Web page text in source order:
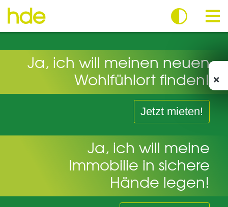
Inhalt
springen
Ja, ich will meinen neuen
Wohlfühlort finden!
Jetzt mieten!
Ja, ich will meine
Immobilie in sichere
Hände legen!